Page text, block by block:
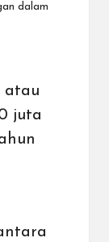
dalam
atau
juta